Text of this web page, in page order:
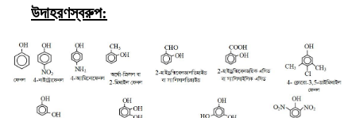
উদাহরণস্বরুপ: